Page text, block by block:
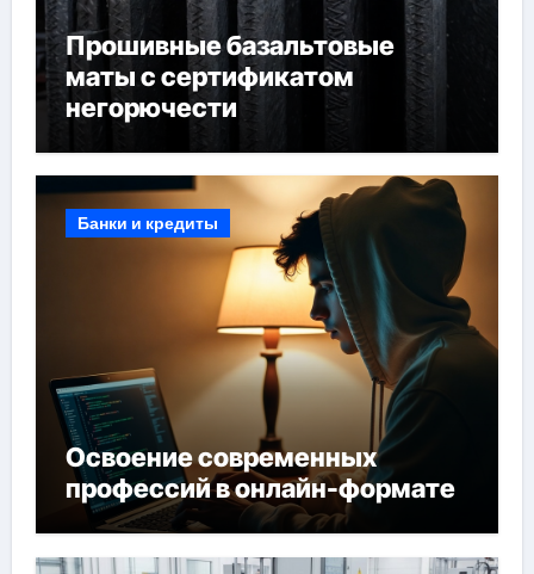
Прошивные базальтовые
маты с сертификатом
негорючести
Банки и кредиты
Освоение современных
профессий в онлайн-формате